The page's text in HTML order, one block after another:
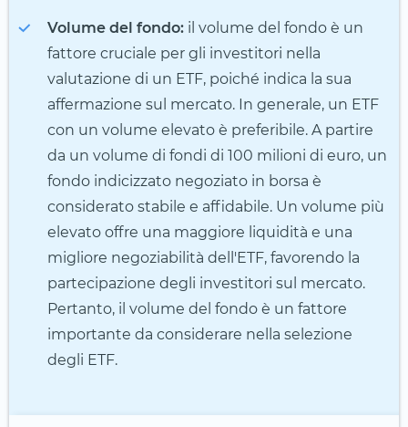
Volume del fondo: il volume del fondo è un
fattore cruciale per gli investitori nella
valutazione di un ETF, poiché indica la sua
affermazione sul mercato. In generale, un ETF
con un volume elevato è preferibile. A partire
da un volume di fondi di 100 milioni di euro, un
fondo indicizzato negoziato in borsa è
considerato stabile e affidabile. Un volume più
elevato offre una maggiore liquidità e una
migliore negoziabilità dell'ETF, favorendo la
partecipazione degli investitori sul mercato.
Pertanto, il volume del fondo è un fattore
importante da considerare nella selezione
degli ETF.